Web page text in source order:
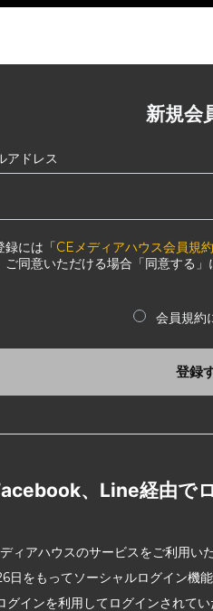
新規会
アドレス
録には「CEメディアハウス会員規約
ご同意いただける場合「同意する
会員規約
登録
、Line経由で
ィアハウスのサービスをご利用い
日をもってソーシャルログイン機能
グインを利用してログインされて